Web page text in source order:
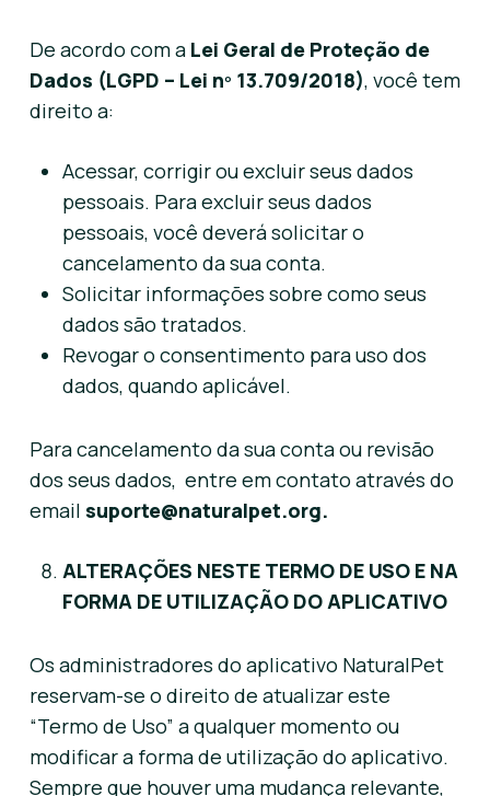
De acordo com a Lei Geral de Proteção de
Dados (LGPD – Lei nº 13.709/2018), você tem
direito a:
Acessar, corrigir ou excluir seus dados
pessoais. Para excluir seus dados
pessoais, você deverá solicitar o
cancelamento da sua conta.
Solicitar informações sobre como seus
dados são tratados.
Revogar o consentimento para uso dos
dados, quando aplicável.
Para cancelamento da sua conta ou revisão
dos seus dados, entre em contato através do
email suporte@naturalpet.org.
ALTERAÇÕES NESTE TERMO DE USO E NA
FORMA DE UTILIZAÇÃO DO APLICATIVO
Os administradores do aplicativo NaturalPet
reservam-se o direito de atualizar este
“Termo de Uso” a qualquer momento ou
modificar a forma de utilização do aplicativo.
Sempre que houver uma mudança relevante,